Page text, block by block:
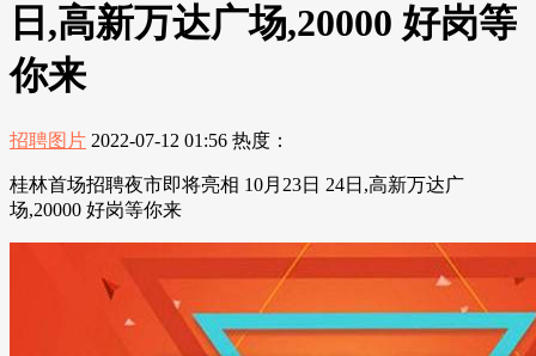
日,高新万达广场,20000 好岗等
你来
招聘图片 2022-07-12 01:56 热度：
桂林首场招聘夜市即将亮相 10月23日 24日,高新万达广
场,20000 好岗等你来